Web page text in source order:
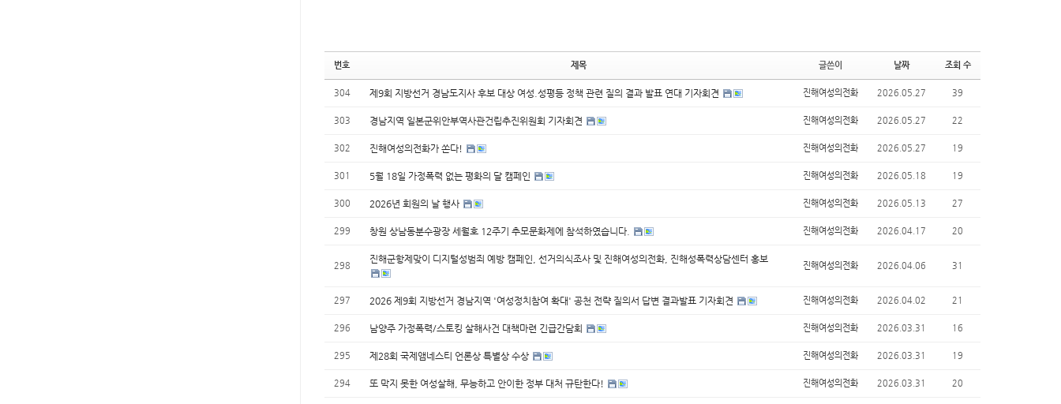
번호 제목 글쓴이 날짜 조회 수
304 제9회 지방선거 경남도지사 후보 대상 여성.성평등 정책 관련 질의 결과 발표 연대 기자회견 진해여성의전화 2026.05.27 39
303 경남지역 일본군위안부역사관건립추진위원회 기자회견 진해여성의전화 2026.05.27 22
302 진해여성의전화가 쏜다! 진해여성의전화 2026.05.27 19
301 5월 18일 가정폭력 없는 평화의 달 캠페인 진해여성의전화 2026.05.18 19
300 2026년 회원의 날 행사 진해여성의전화 2026.05.13 27
299 창원 상남동분수광장 세월호 12주기 추모문화제에 참석하였습니다. 진해여성의전화 2026.04.17 20
298
진해군항제맞이 디지털성범죄 예방 캠페인, 선거의식조사 및 진해여성의전화, 진해성폭력상담센터 홍보
진해여성의전화 2026.04.06 31
297 2026 제9회 지방선거 경남지역 '여성정치참여 확대' 공천 전략 질의서 답변 결과발표 기자회견 진해여성의전화 2026.04.02 21
296 남양주 가정폭력/스토킹 살해사건 대책마련 긴급간담회 진해여성의전화 2026.03.31 16
295 제28회 국제앰네스티 언론상 특별상 수상 진해여성의전화 2026.03.31 19
294 또 막지 못한 여성살해, 무능하고 안이한 정부 대처 규탄한다! 진해여성의전화 2026.03.31 20